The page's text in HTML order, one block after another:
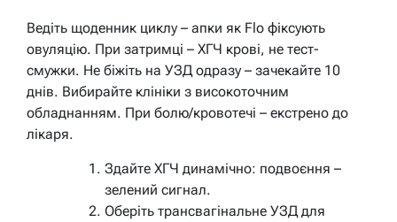
Ведіть щоденник циклу – апки як Flo фіксують
овуляцію. При затримці – ХГЧ крові, не тест-
смужки. Не біжіть на УЗД одразу – зачекайте 10
днів. Вибирайте клініки з високоточним
обладнанням. При болю/кровотечі – екстрено до
лікаря.
Здайте ХГЧ динамічно: подвоєння –
зелений сигнал.
Оберіть трансвагінальне УЗД для